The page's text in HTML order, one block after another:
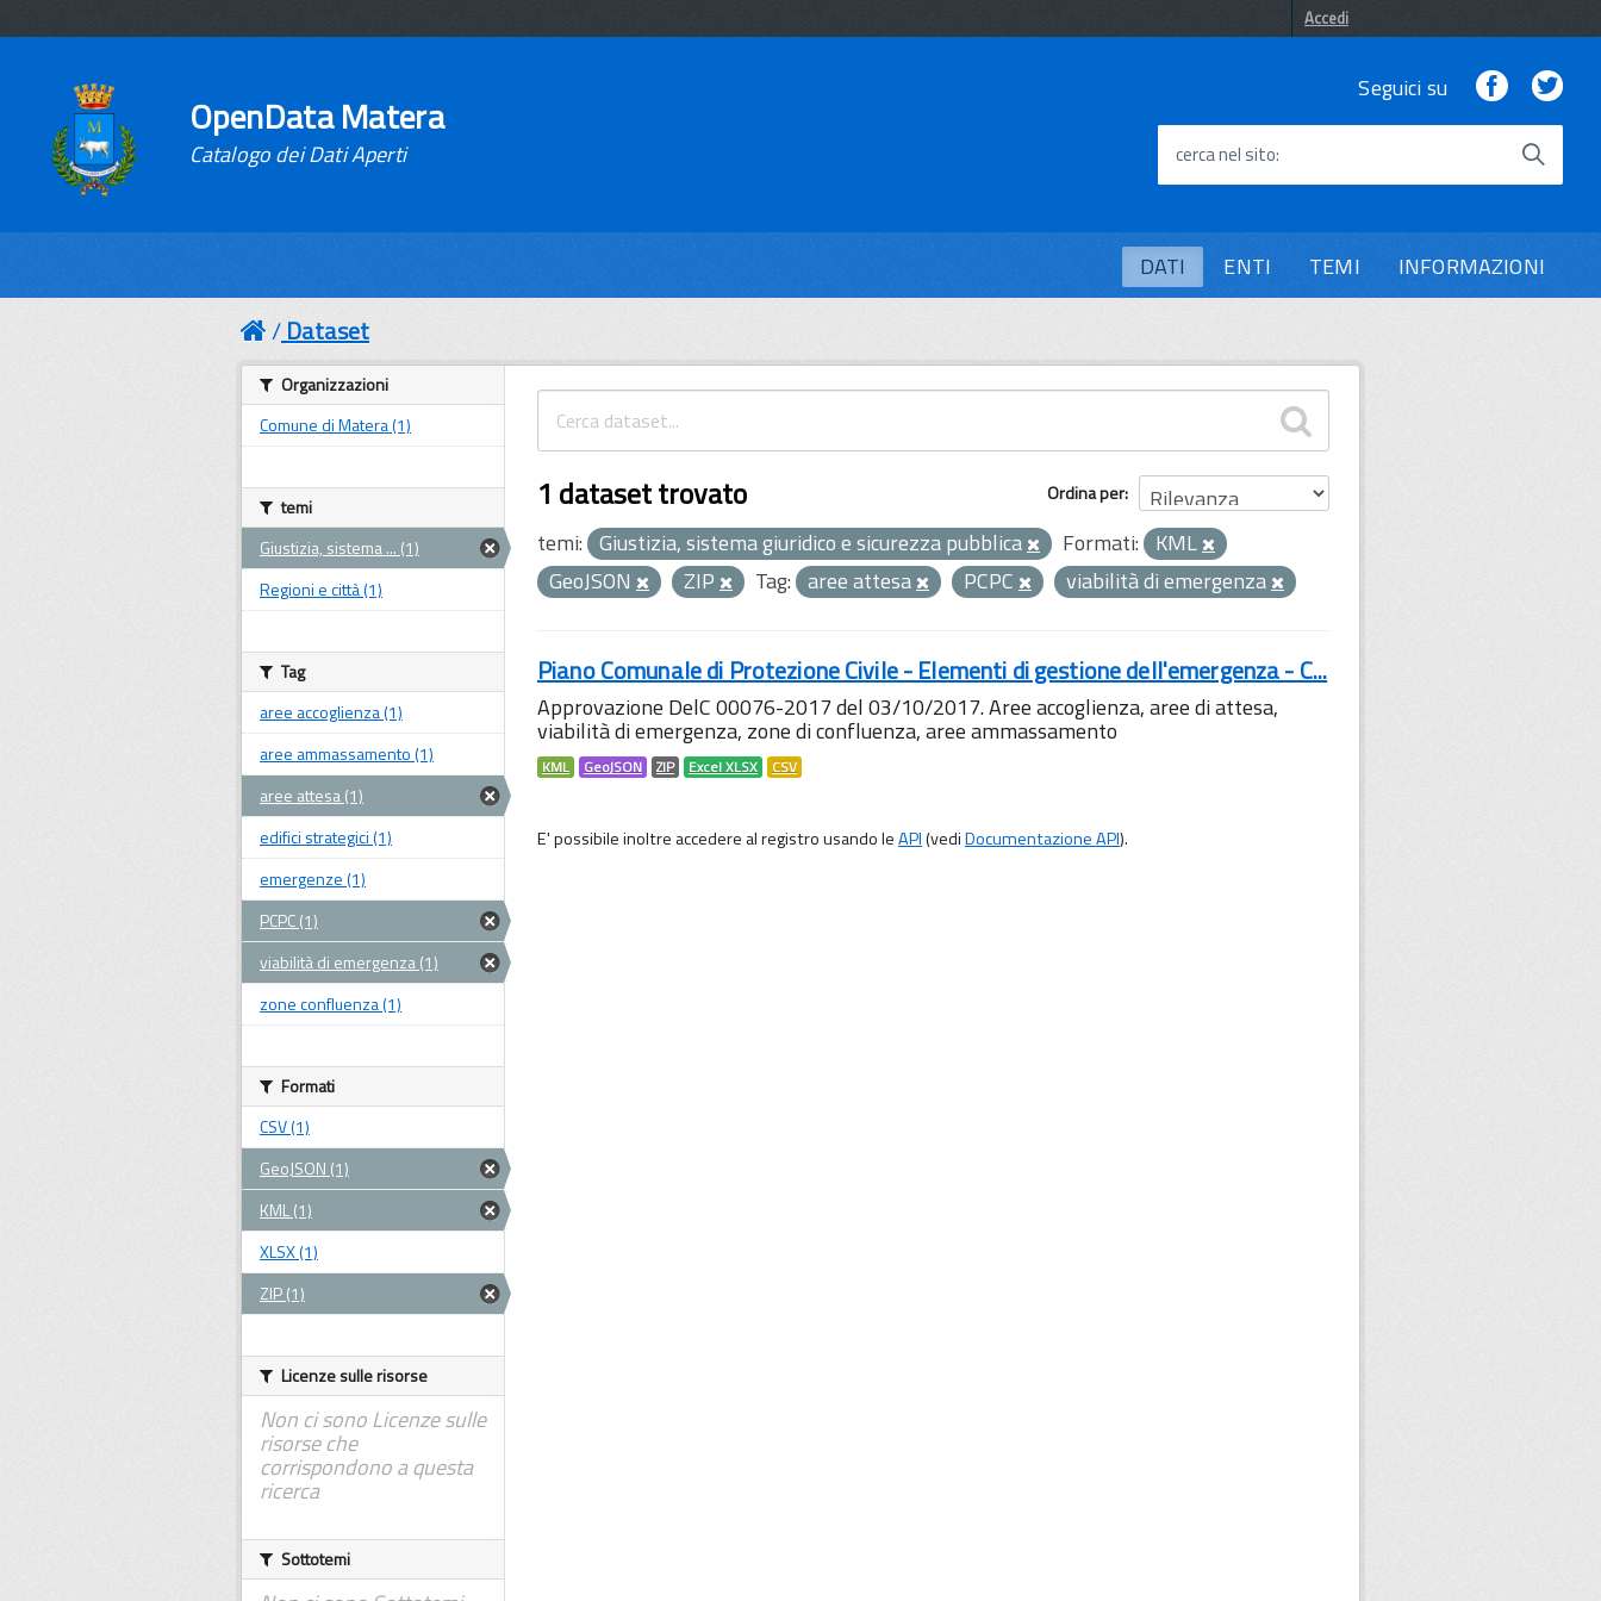
Accedi
OpenData Matera
Catalogo dei Dati Aperti
Seguici su Facebook
cerca nel sito
DATI ENTI TEMI INFORMAZIONI
Dataset
Ordina per
1 dataset trovato
temi: Giustizia, sistema giuridico e sicurezza pubblica Formati: KML
GeoJSON
ZIP Tag: aree attesa PCPC viabilità di emergenza
Piano Comunale di Protezione Civile - Elementi di gestione dell'emergenza - C...
Approvazione DelC 00076-2017 del 03/10/2017. Aree accoglienza, aree di attesa,
viabilità di emergenza, zone di confluenza, aree ammassamento
KML GeoJSON ZIP Excel XLSX CSV
E' possibile inoltre accedere al registro usando leAPI(vediDocumentazione API).
Organizzazioni
Comune di Matera (1)
temi
Giustizia, sistema ... (1)
Regioni e città (1)
Tag
aree accoglienza (1)
aree ammassamento (1)
aree attesa (1)
edifici strategici (1)
emergenze (1)
PCPC (1)
viabilità di emergenza (1)
zone confluenza (1)
Formati
CSV (1)
GeoJSON (1)
KML (1)
XLSX (1)
ZIP (1)
Licenze sulle risorse
Non ci sono Licenze sulle
risorse che
corrispondono a questa
ricerca
Sottotemi